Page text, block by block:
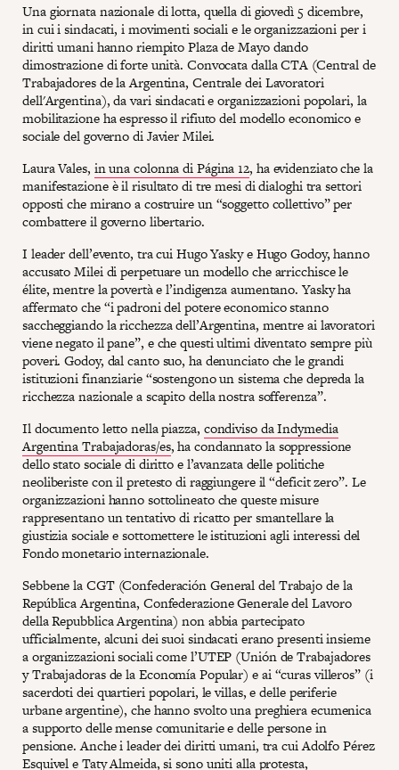
Una giornata nazionale di lotta, quella di giovedì 5 dicembre,
in cui i sindacati, i movimenti sociali e le organizzazioni per i
diritti umani hanno riempito Plaza de Mayo dando
dimostrazione di forte unità. Convocata dalla CTA (Central de
Trabajadores de la Argentina, Centrale dei Lavoratori
dell'Argentina), da vari sindacati e organizzazioni popolari, la
mobilitazione ha espresso il rifiuto del modello economico e
sociale del governo di Javier Milei.
Laura Vales, in una colonna di Página 12, ha evidenziato che la
manifestazione è il risultato di tre mesi di dialoghi tra settori
opposti che mirano a costruire un “soggetto collettivo” per
combattere il governo libertario.
I leader dell’evento, tra cui Hugo Yasky e Hugo Godoy, hanno
accusato Milei di perpetuare un modello che arricchisce le
élite, mentre la povertà e l’indigenza aumentano. Yasky ha
affermato che “i padroni del potere economico stanno
saccheggiando la ricchezza dell’Argentina, mentre ai lavoratori
viene negato il pane”, e che questi ultimi diventato sempre più
poveri. Godoy, dal canto suo, ha denunciato che le grandi
istituzioni finanziarie “sostengono un sistema che depreda la
ricchezza nazionale a scapito della nostra sofferenza”.
Il documento letto nella piazza, condiviso da Indymedia
Argentina Trabajadoras/es, ha condannato la soppressione
dello stato sociale di diritto e l’avanzata delle politiche
neoliberiste con il pretesto di raggiungere il “deficit zero”. Le
organizzazioni hanno sottolineato che queste misure
rappresentano un tentativo di ricatto per smantellare la
giustizia sociale e sottomettere le istituzioni agli interessi del
Fondo monetario internazionale.
Sebbene la CGT (Confederación General del Trabajo de la
República Argentina, Confederazione Generale del Lavoro
della Repubblica Argentina) non abbia partecipato
ufficialmente, alcuni dei suoi sindacati erano presenti insieme
a organizzazioni sociali come l’UTEP (Unión de Trabajadores
y Trabajadoras de la Economía Popular) e ai “curas villeros” (i
sacerdoti dei quartieri popolari, le villas, e delle periferie
urbane argentine), che hanno svolto una preghiera ecumenica
a supporto delle mense comunitarie e delle persone in
pensione. Anche i leader dei diritti umani, tra cui Adolfo Pérez
Esquivel e Taty Almeida, si sono uniti alla protesta,